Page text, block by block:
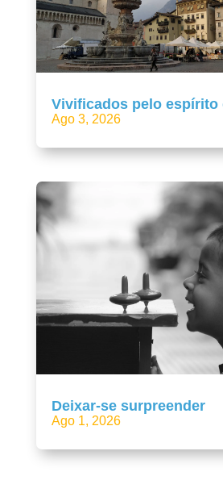
Vivificados pelo espírito
Ago 3, 2026
Deixar-se surpreender
Ago 1, 2026